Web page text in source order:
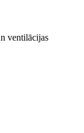
ventilācijas